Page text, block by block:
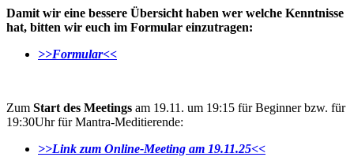
Damit wir eine bessere Übersicht haben wer welche Kenntnisse
hat, bitten wir euch im Formular einzutragen:
>>Formular<<
Zum Start des Meetings am 19.11. um 19:15 für Beginner bzw. für
19:30Uhr für Mantra-Meditierende:
>>Link zum Online-Meeting am 19.11.25<<